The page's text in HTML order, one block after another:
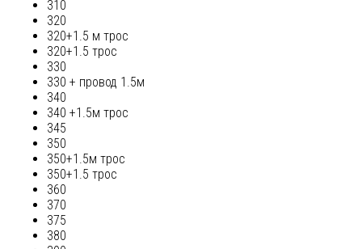
310
320
320+1.5 м трос
320+1.5 трос
330
330 + провод 1.5м
340
340 +1.5м трос
345
350
350+1.5м трос
350+1.5 трос
360
370
375
380